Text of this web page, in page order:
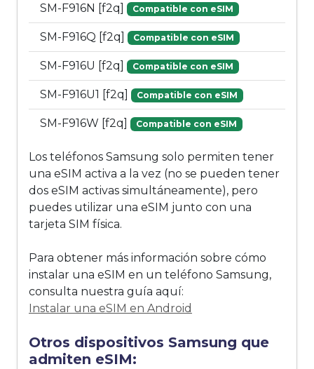
SM-F916N [f2q] Compatible con eSIM
SM-F916Q [f2q] Compatible con eSIM
SM-F916U [f2q] Compatible con eSIM
SM-F916U1 [f2q] Compatible con eSIM
SM-F916W [f2q] Compatible con eSIM
Los teléfonos Samsung solo permiten tener
una eSIM activa a la vez (no se pueden tener
dos eSIM activas simultáneamente), pero
puedes utilizar una eSIM junto con una
tarjeta SIM física.
Para obtener más información sobre cómo
instalar una eSIM en un teléfono Samsung,
consulta nuestra guía aquí:
Instalar una eSIM en Android
Otros dispositivos Samsung que
admiten eSIM: